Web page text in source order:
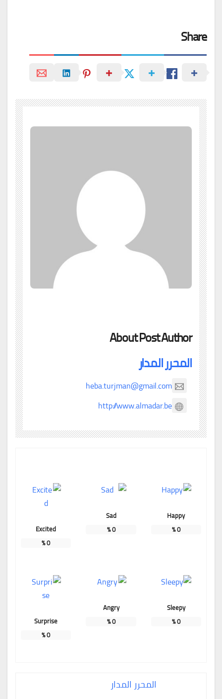
Share
About Post Author
المحرر المدار
heba.turjman@gmail.com
http://www.almadar.be
Happy
0
%
Sad
0
%
Excited
0
%
Sleepy
0
%
Angry
0
%
Surprise
0
%
المحرر المدار